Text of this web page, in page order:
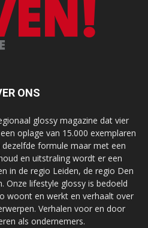
ONS
glossy magazine dat vier
oplage van 15.000 exemplaren
dezelfde formule maar met een
en uitstraling wordt er een
in de regio Leiden, de regio Den
Onze lifestyle glossy is bedoeld
woont en werkt en verhaalt over
Verhalen voor en door
als ondernemers.